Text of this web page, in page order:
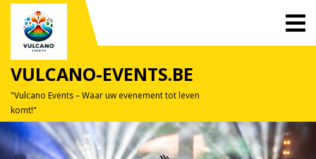
Skip
content
VULCANO-EVENTS.BE
"Vulcano Events – Waar uw evenement tot leven
komt!"